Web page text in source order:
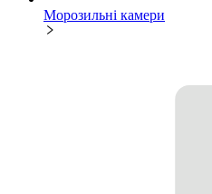
Морозильні камери